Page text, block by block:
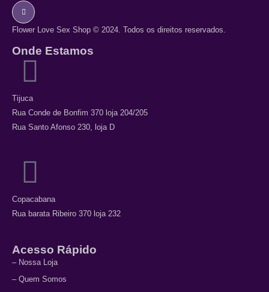
Flower Love Sex Shop © 2024. Todos os direitos reservados.
Onde Estamos
Tijuca
Rua Conde de Bonfim 370 loja 204/205
Rua Santo Afonso 230, loja D
Copacabana
Rua barata Ribeiro 370 loja 232
Acesso Rápido
– Nossa Loja
– Quem Somos